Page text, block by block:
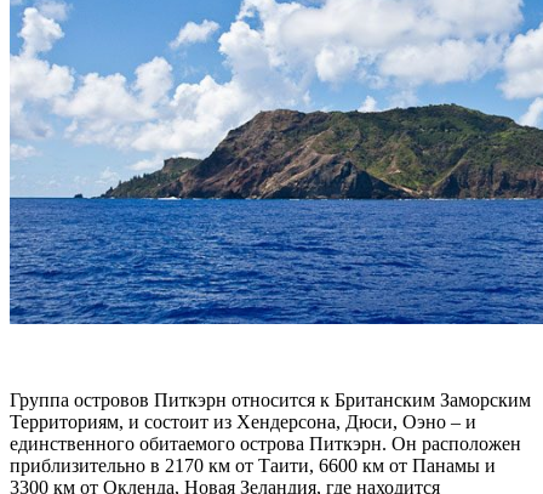
Группа островов Питкэрн относится к Британским Заморским
Территориям, и состоит из Хендерсона, Дюси, Оэно – и
единственного обитаемого острова Питкэрн. Он расположен
приблизительно в 2170 км от Таити, 6600 км от Панамы и
3300 км от Окленда, Новая Зеландия, где находится